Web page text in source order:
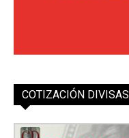
COTIZACIÓN DIVISAS